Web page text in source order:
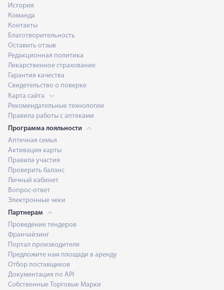
История
Команда
Контакты
Благотворительность
Оставить отзыв
Редакционная политика
Лекарственное страхование
Гарантия качества
Свидетельство о поверке
Карта сайта
Рекомендательные технологии
Правила работы с аптеками
Программа лояльности
Аптечная семья
Активация карты
Правила участия
Проверить баланс
Личный кабинет
Вопрос-ответ
Электронные чеки
Партнерам
Проведение тендеров
Франчайзинг
Портал производителя
Предложите нам площади в аренду
Отбор поставщиков
Документация по API
Собственные Торговые Марки